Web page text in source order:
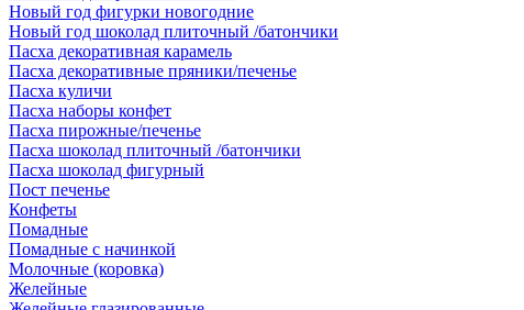
Новый год фигурки новогодние
Новый год шоколад плиточный /батончики
Пасха декоративная карамель
Пасха декоративные пряники/печенье
Пасха куличи
Пасха наборы конфет
Пасха пирожные/печенье
Пасха шоколад плиточный /батончики
Пасха шоколад фигурный
Пост печенье
Конфеты
Помадные
Помадные с начинкой
Молочные (коровка)
Желейные